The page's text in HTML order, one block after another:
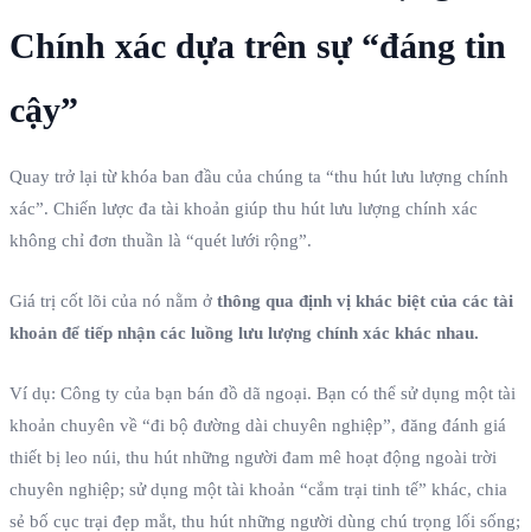
Chính xác dựa trên sự “đáng tin
cậy”
Quay trở lại từ khóa ban đầu của chúng ta “thu hút lưu lượng chính
xác”. Chiến lược đa tài khoản giúp thu hút lưu lượng chính xác
không chỉ đơn thuần là “quét lưới rộng”.
Giá trị cốt lõi của nó nằm ở thông qua định vị khác biệt của các tài
khoản để tiếp nhận các luồng lưu lượng chính xác khác nhau.
Ví dụ: Công ty của bạn bán đồ dã ngoại. Bạn có thể sử dụng một tài
khoản chuyên về “đi bộ đường dài chuyên nghiệp”, đăng đánh giá
thiết bị leo núi, thu hút những người đam mê hoạt động ngoài trời
chuyên nghiệp; sử dụng một tài khoản “cắm trại tinh tế” khác, chia
sẻ bố cục trại đẹp mắt, thu hút những người dùng chú trọng lối sống;